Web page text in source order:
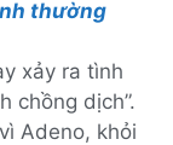
thường
xảy ra tình
chồng dịch”.
Adeno, khỏi